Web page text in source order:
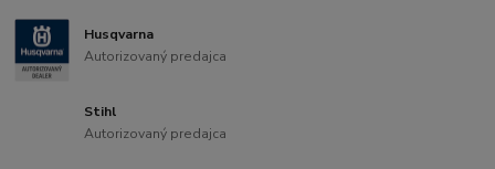
Husqvarna
Autorizovaný predajca
Stihl
Autorizovaný predajca